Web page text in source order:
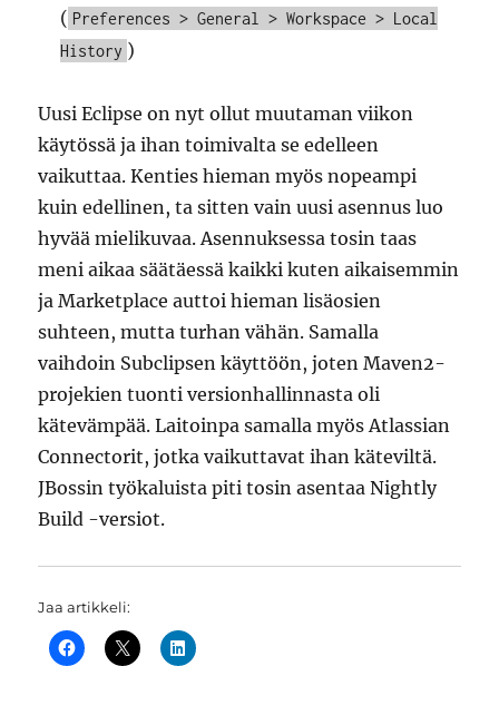
( Preferences > General > Workspace > Local
History )
Uusi Eclipse on nyt ollut muutaman viikon
käytössä ja ihan toimivalta se edelleen
vaikuttaa. Kenties hieman myös nopeampi
kuin edellinen, ta sitten vain uusi asennus luo
hyvää mielikuvaa. Asennuksessa tosin taas
meni aikaa säätäessä kaikki kuten aikaisemmin
ja Marketplace auttoi hieman lisäosien
suhteen, mutta turhan vähän. Samalla
vaihdoin Subclipsen käyttöön, joten Maven2-
projekien tuonti versionhallinnasta oli
kätevämpää. Laitoinpa samalla myös Atlassian
Connectorit, jotka vaikuttavat ihan käteviltä.
JBossin työkaluista piti tosin asentaa Nightly
Build -versiot.
Jaa artikkeli: